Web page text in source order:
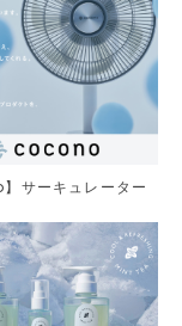
サーキュレーター